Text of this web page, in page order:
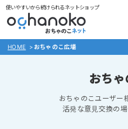
使いやすいから続けられるネットショップ
HOME > おちゃのこ広場
おち
おちゃのこユーザー
活発な意見交換の場